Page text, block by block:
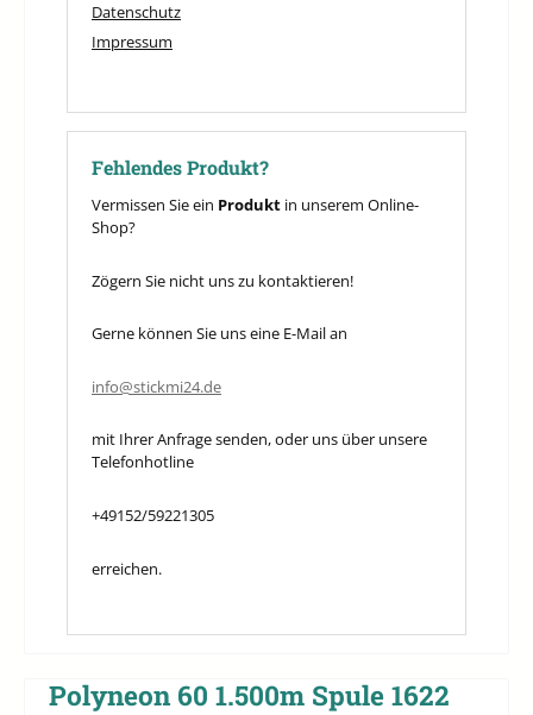
Datenschutz
Impressum
Fehlendes Produkt?
Vermissen Sie ein Produkt in unserem Online-
Shop?
Zögern Sie nicht uns zu kontaktieren!
Gerne können Sie uns eine E-Mail an
info@stickmi24.de
mit Ihrer Anfrage senden, oder uns über unsere
Telefonhotline
+49152/59221305
erreichen.
Polyneon 60 1.500m Spule 1622